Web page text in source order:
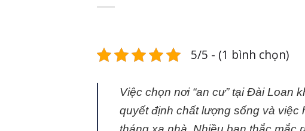
5/5 - (1 bình chọn)
Việc chọn nơi “an cư” tại Đài Loan
quyết định chất lượng sống và việc